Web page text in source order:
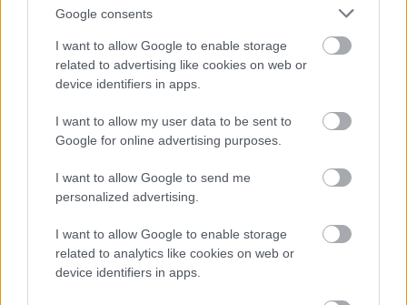
Google consents
I want to allow Google to enable storage
related to advertising like cookies on web or
device identifiers in apps.
I want to allow my user data to be sent to
Google for online advertising purposes.
I want to allow Google to send me
personalized advertising.
I want to allow Google to enable storage
related to analytics like cookies on web or
device identifiers in apps.
„A Művészetek Völgye számunkra nemcsak egy
felelősségvállalás is. Fontos, hogy úgy működjünk,
hogy a Völgy értékei a jövő generációi számára is
megrendezhetjük ezt a tíznapos kulturális ünnepet,
és bízunk benne, hogy még hosszú ideig
folytathatjuk ezt a hagyományt” – hangsúlyozták a